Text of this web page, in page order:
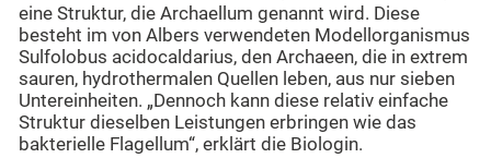
eine Struktur, die Archaellum genannt wird. Diese
besteht im von Albers verwendeten Modellorganismus
Sulfolobus acidocaldarius, den Archaeen, die in extrem
sauren, hydrothermalen Quellen leben, aus nur sieben
Untereinheiten. „Dennoch kann diese relativ einfache
Struktur dieselben Leistungen erbringen wie das
bakterielle Flagellum“, erklärt die Biologin.